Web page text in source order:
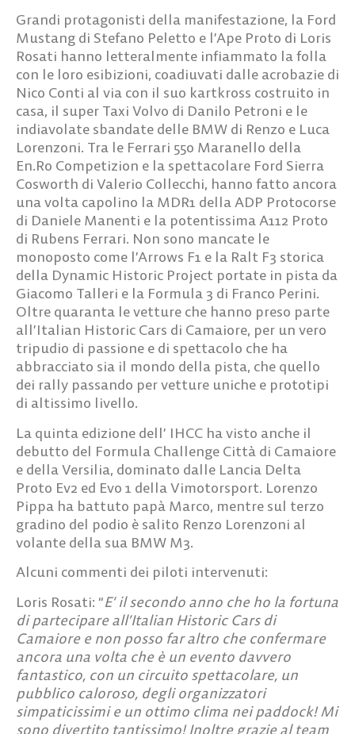
Grandi protagonisti della manifestazione, la Ford
Mustang di Stefano Peletto e l’Ape Proto di Loris
Rosati hanno letteralmente infiammato la folla
con le loro esibizioni, coadiuvati dalle acrobazie di
Nico Conti al via con il suo kartkross costruito in
casa, il super Taxi Volvo di Danilo Petroni e le
indiavolate sbandate delle BMW di Renzo e Luca
Lorenzoni. Tra le Ferrari 550 Maranello della
En.Ro Competizion e la spettacolare Ford Sierra
Cosworth di Valerio Collecchi, hanno fatto ancora
una volta capolino la MDR1 della ADP Protocorse
di Daniele Manenti e la potentissima A112 Proto
di Rubens Ferrari. Non sono mancate le
monoposto come l’Arrows F1 e la Ralt F3 storica
della Dynamic Historic Project portate in pista da
Giacomo Talleri e la Formula 3 di Franco Perini.
Oltre quaranta le vetture che hanno preso parte
all’Italian Historic Cars di Camaiore, per un vero
tripudio di passione e di spettacolo che ha
abbracciato sia il mondo della pista, che quello
dei rally passando per vetture uniche e prototipi
di altissimo livello.
La quinta edizione dell’ IHCC ha visto anche il
debutto del Formula Challenge Città di Camaiore
e della Versilia, dominato dalle Lancia Delta
Proto Ev2 ed Evo 1 della Vimotorsport. Lorenzo
Pippa ha battuto papà Marco, mentre sul terzo
gradino del podio è salito Renzo Lorenzoni al
volante della sua BMW M3.
Alcuni commenti dei piloti intervenuti:
Loris Rosati: “E’ il secondo anno che ho la fortuna
di partecipare all’Italian Historic Cars di
Camaiore e non posso far altro che confermare
ancora una volta che è un evento davvero
fantastico, con un circuito spettacolare, un
pubblico caloroso, degli organizzatori
simpaticissimi e un ottimo clima nei paddock! Mi
sono divertito tantissimo! Inoltre grazie al team